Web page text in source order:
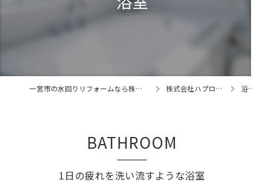
一宮市の水回りリフォームなら株式会社ハプロ 株式会社ハプロの特徴 浴室
1日の疲れを洗い流すような浴室
BATHROOM